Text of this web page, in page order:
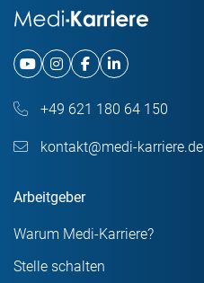
+49 621 180 64 150
kontakt@medi-karriere.de
Arbeitgeber
Warum Medi-Karriere?
Stelle schalten